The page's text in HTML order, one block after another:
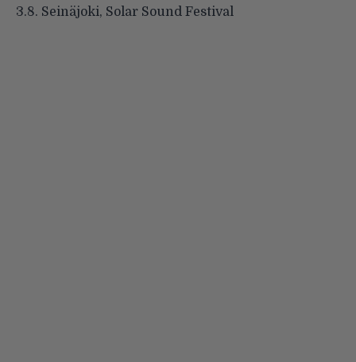
3.8. Seinäjoki, Solar Sound Festival